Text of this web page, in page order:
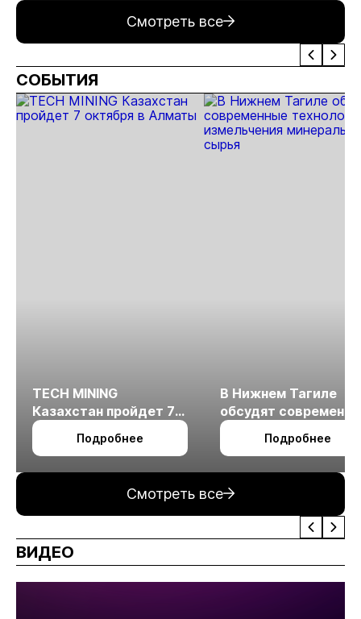
Смотреть все
СОБЫТИЯ
TECH MINING
Казахстан пройдет 7
октября в Алматы
Подробнее
В Нижнем Тагиле
обсудят
технологии
измельчения
Подробнее
Смотреть все
ВИДЕО